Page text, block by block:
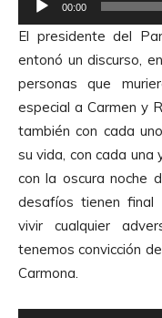
e
p
r
o
d
u
c
t
o
r
d
e
A
00:00
El presidente del
entonó un discurso,
personas que
especial a Carmen y
también con cada
su vida, con cada
con la oscura noche
desafíos tienen final
vivir cualquier
tenemos convicción
Carmona.